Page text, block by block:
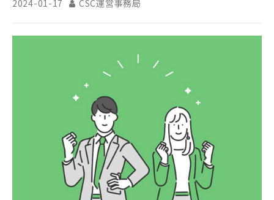
2024-01-17 CSC運営事務局